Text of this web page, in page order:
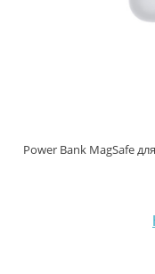
Power Bank MagSafe